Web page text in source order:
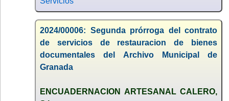
2024/00006: Segunda prórroga del contrato
de servicios de restauracion de bienes
documentales del Archivo Municipal de
Granada
ENCUADERNACION ARTESANAL CALERO,